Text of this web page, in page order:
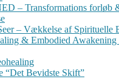
– Transformations forløb
– Vækkelse af Spirituelle
& Embodied Awakening
“Det Bevidste Skift”